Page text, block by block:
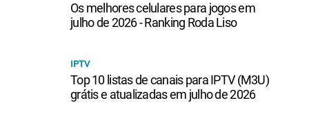
Os melhores celulares para jogos em
julho de 2026 - Ranking Roda Liso
IPTV
Top 10 listas de canais para IPTV (M3U)
grátis e atualizadas em julho de 2026